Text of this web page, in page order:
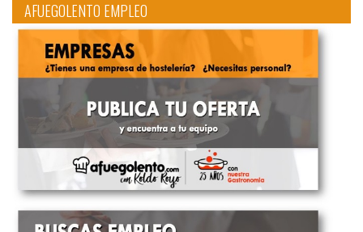
AFUEGOLENTO EMPLEO